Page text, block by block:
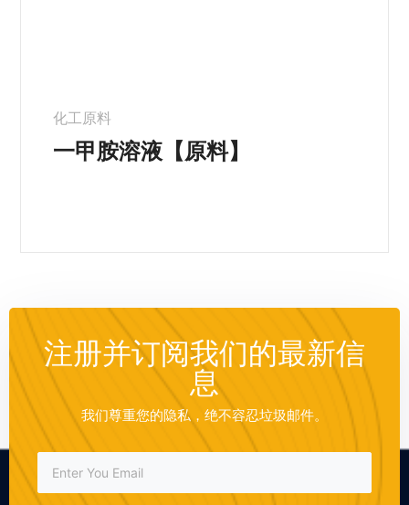
化工原料
一甲胺溶液【原料】
注册并订阅我们的最新信
息
我们尊重您的隐私，绝不容忍垃圾邮件。